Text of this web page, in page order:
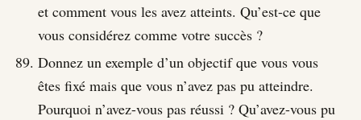
et comment vous les avez atteints. Qu’est-ce que
vous considérez comme votre succès ?
Donnez un exemple d’un objectif que vous vous
êtes fixé mais que vous n’avez pas pu atteindre.
Pourquoi n’avez-vous pas réussi ? Qu’avez-vous pu